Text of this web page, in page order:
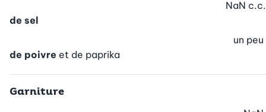
de sel
NaN c.c.
de poivre et de paprika
un peu
Garniture